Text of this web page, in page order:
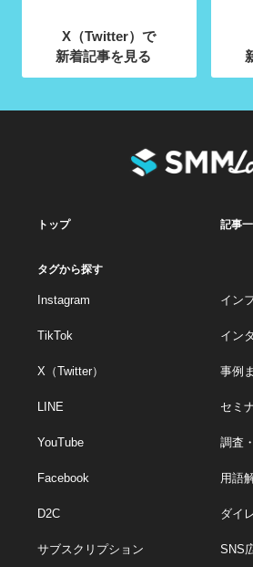
X（Twitter）で
新着記事を見る
トップ 記事
タグから探す
Instagram
TikTok
X（Twitter）
LINE
YouTube
Facebook
D2C
サブスクリプション
イン
イン
事例
セミ
調査
用語
ダイ
SNS